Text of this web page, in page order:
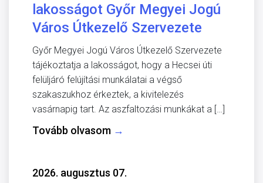
lakosságot Győr Megyei Jogú
Város Útkezelő Szervezete
Győr Megyei Jogú Város Útkezelő Szervezete
tájékoztatja a lakosságot, hogy a Hecsei úti
felüljáró felújítási munkálatai a végső
szakaszukhoz érkeztek, a kivitelezés
vasárnapig tart. Az aszfaltozási munkákat a […]
Tovább olvasom →
2026. augusztus 07.